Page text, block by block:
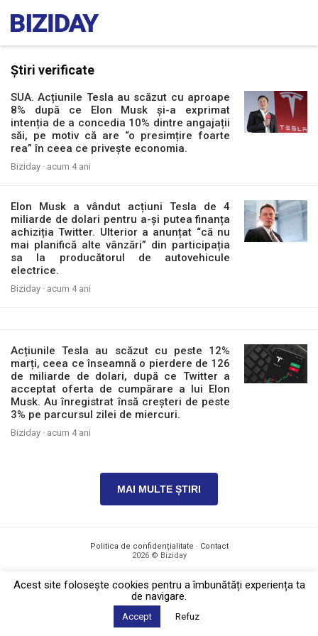
Știri verificate
SUA. Acțiunile Tesla au scăzut cu aproape
8% după ce Elon Musk și-a exprimat
intenția de a concedia 10% dintre angajații
săi, pe motiv că are “o presimțire foarte
rea” în ceea ce privește economia.
Biziday · acum 4 ani
Elon Musk a vândut acțiuni Tesla de 4
miliarde de dolari pentru a-și putea finanța
achiziția Twitter. Ulterior a anunțat “că nu
mai planifică alte vânzări” din participația
sa la producătorul de autovehicule
electrice.
Biziday · acum 4 ani
Acțiunile Tesla au scăzut cu peste 12%
marți, ceea ce înseamnă o pierdere de 126
de miliarde de dolari, după ce Twitter a
acceptat oferta de cumpărare a lui Elon
Musk. Au înregistrat însă creșteri de peste
3% pe parcursul zilei de miercuri.
Biziday · acum 4 ani
MAI MULTE ȘTIRI
Politica de confidențialitate · Contact
2026 © Biziday
Acest site foloseşte cookies pentru a îmbunătăți experiența ta
de navigare.
Accept Refuz